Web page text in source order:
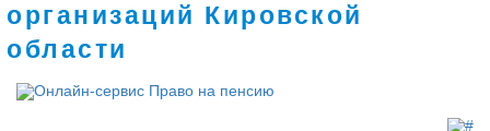
организаций Кировской
области